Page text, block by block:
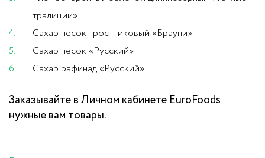
традиции»
Сахар песок тростниковый «Брауни»
Сахар песок «Русский»
Сахар рафинад «Русский»
Заказывайте в Личном кабинете EuroFoods
нужные вам товары.